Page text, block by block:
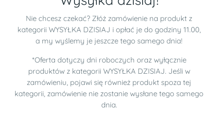
Nie chcesz czekać? Złóż zamówienie na produkt z
kategorii WYSYŁKA DZISIAJ i opłać je do godziny 11.00,
a my wyślemy je jeszcze tego samego dnia!
*Oferta dotyczy dni roboczych oraz wyłącznie
produktów z kategorii WYSYŁKA DZISIAJ. Jeśli w
zamówieniu, pojawi się również produkt spoza tej
kategorii, zamówienie nie zostanie wysłane tego samego
dnia.